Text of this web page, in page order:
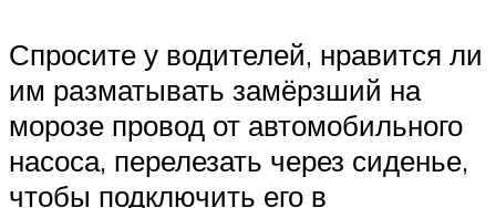
Спросите у водителей, нравится ли
им разматывать замёрзший на
морозе провод от автомобильного
насоса, перелезать через сиденье,
чтобы подключить его в